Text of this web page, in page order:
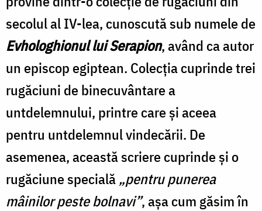
secolul al IV-lea, cunoscută sub numele de
Evhologhionul lui Serapion, având ca autor
un episcop egiptean. Colecția cuprinde trei
rugăciuni de binecuvântare a
untdelemnului, printre care și aceea
pentru untdelemnul vindecării. De
asemenea, această scriere cuprinde și o
rugăciune specială „pentru punerea
mâinilor peste bolnavi”, așa cum găsim în